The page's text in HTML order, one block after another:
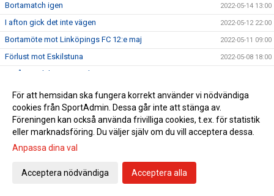
Bortamatch igen 2022-05-14 13:00
I afton gick det inte vägen 2022-05-12 22:00
Bortamöte mot Linköpings FC 12:e maj 2022-05-11 09:00
Förlust mot Eskilstuna 2022-05-08 18:00
Piteå vs Eskilstuna söndag 8/5
Piteås damer tog ytterligare en seger 2022-05-01 17:20
Bortamatch mot BP på söndag 2022-04-29 15:00
Härlig hemmaseger mot Örebro
Piteå vs Örebro söndag 13:00
Dags för hemmamatch på onsdag
För att hemsidan ska fungera korrekt använder vi nödvändiga
cookies från SportAdmin. Dessa går inte att stänga av.
Föreningen kan också använda frivilliga cookies, t.ex. för statistik
eller marknadsföring. Du väljer själv om du vill acceptera dessa.
Anpassa dina val
Acceptera nödvändiga Acceptera alla